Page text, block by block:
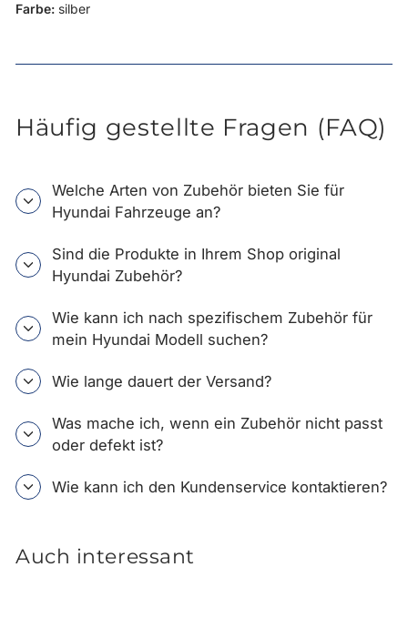
Farbe: silber
Häufig gestellte Fragen (FAQ)
Welche Arten von Zubehör bieten Sie für
Hyundai Fahrzeuge an?
Sind die Produkte in Ihrem Shop original
Hyundai Zubehör?
Wie kann ich nach spezifischem Zubehör für
mein Hyundai Modell suchen?
Wie lange dauert der Versand?
Was mache ich, wenn ein Zubehör nicht passt
oder defekt ist?
Wie kann ich den Kundenservice kontaktieren?
Auch interessant